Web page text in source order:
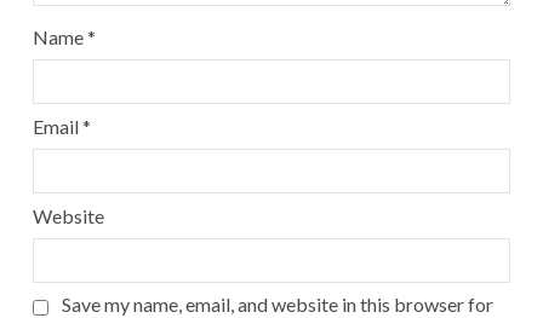
Name*
Email*
Website
Save my name, email, and website in this browser for